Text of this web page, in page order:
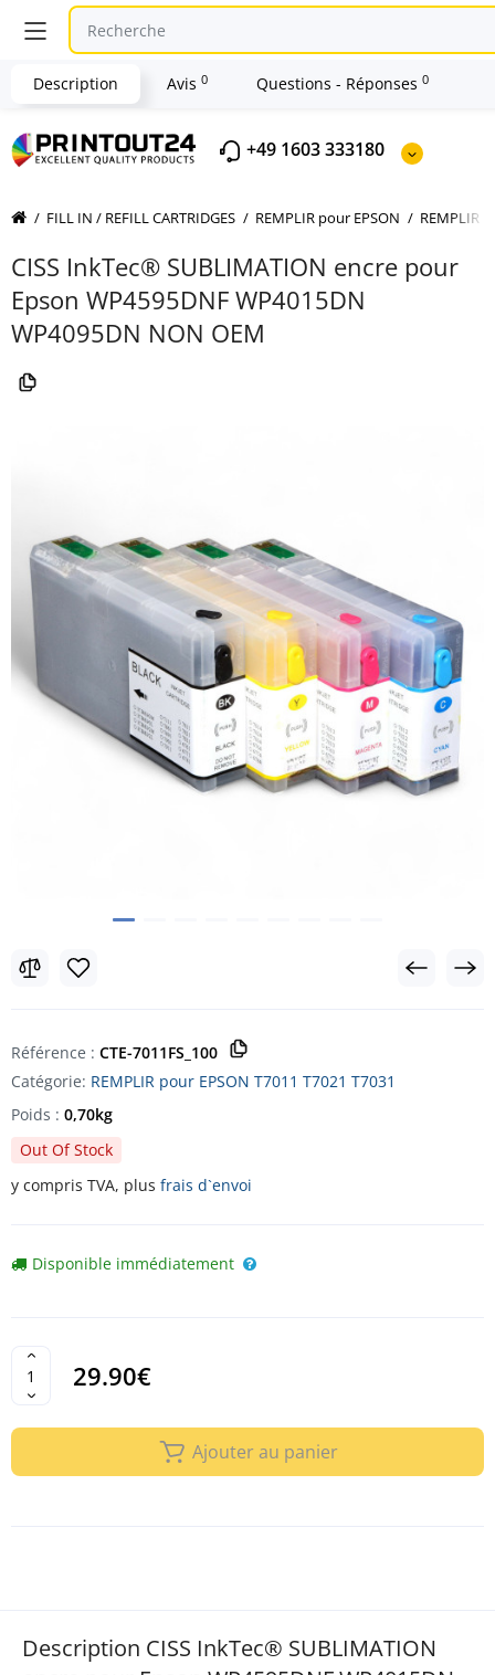
+49 1603 333180
FILL IN / REFILL CARTRIDGES REMPLIR pour EPSON REMPLIR
CISS InkTec® SUBLIMATION encre pour
Epson WP4595DNF WP4015DN
WP4095DN NON OEM
Référence : CTE-7011FS_100
Catégorie: REMPLIR pour EPSON T7011 T7021 T7031
Out Of Stock
y compris TVA, plus frais d`envoi
Poids : 0,70kg
Disponible immédiatement
29.90€
Ajouter au panier
Description Avis 0 Questions - Réponses 0
Description CISS InkTec® SUBLIMATION